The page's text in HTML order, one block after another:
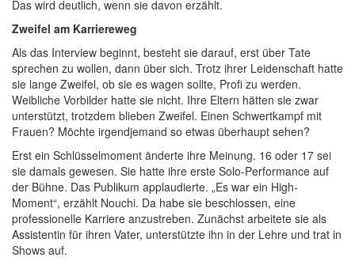
Das wird deutlich, wenn sie davon erzählt.
Zweifel am Karriereweg
Als das Interview beginnt, besteht sie darauf, erst über Tate
sprechen zu wollen, dann über sich. Trotz ihrer Leidenschaft hatte
sie lange Zweifel, ob sie es wagen sollte, Profi zu werden.
Weibliche Vorbilder hatte sie nicht. Ihre Eltern hätten sie zwar
unterstützt, trotzdem blieben Zweifel. Einen Schwertkampf mit
Frauen? Möchte irgendjemand so etwas überhaupt sehen?
Erst ein Schlüsselmoment änderte ihre Meinung. 16 oder 17 sei
sie damals gewesen. Sie hatte ihre erste Solo-Performance auf
der Bühne. Das Publikum applaudierte. „Es war ein High-
Moment“, erzählt Nouchi. Da habe sie beschlossen, eine
professionelle Karriere anzustreben. Zunächst arbeitete sie als
Assistentin für ihren Vater, unterstützte ihn in der Lehre und trat in
Shows auf.